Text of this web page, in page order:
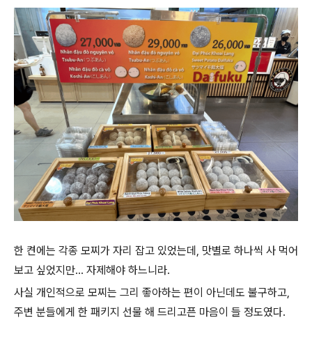
한 켠에는 각종 모찌가 자리 잡고 있었는데, 맛별로 하나씩 사 먹어
보고 싶었지만... 자제해야 하느니라.
사실 개인적으로 모찌는 그리 좋아하는 편이 아닌데도 불구하고,
주변 분들에게 한 패키지 선물 해 드리고픈 마음이 들 정도였다.